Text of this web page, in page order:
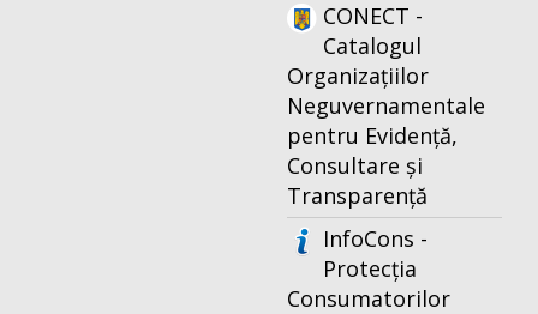
CONECT -
Catalogul
Organizațiilor
Neguvernamentale
pentru Evidență,
Consultare și
Transparență
InfoCons -
Protecția
Consumatorilor